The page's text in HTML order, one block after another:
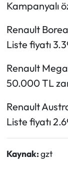
Kampanyalı
Renault
Liste fiyatı
Renault
50.000 TL
Renault
Liste fiyatı
Kaynak:gzt